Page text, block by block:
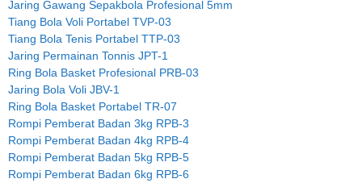
Jaring Gawang Sepakbola Profesional 5mm
Tiang Bola Voli Portabel TVP-03
Tiang Bola Tenis Portabel TTP-03
Jaring Permainan Tonnis JPT-1
Ring Bola Basket Profesional PRB-03
Jaring Bola Voli JBV-1
Ring Bola Basket Portabel TR-07
Rompi Pemberat Badan 3kg RPB-3
Rompi Pemberat Badan 4kg RPB-4
Rompi Pemberat Badan 5kg RPB-5
Rompi Pemberat Badan 6kg RPB-6